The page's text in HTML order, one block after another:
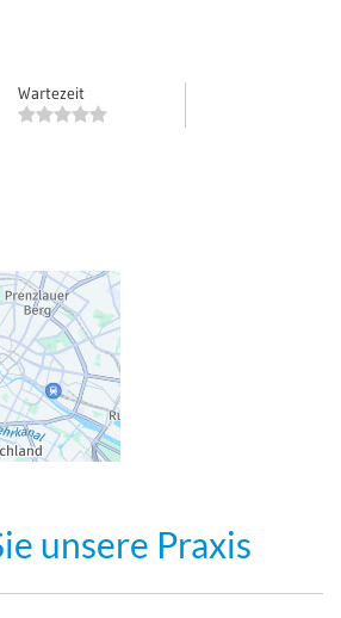
Wartezeit
unsere Praxis